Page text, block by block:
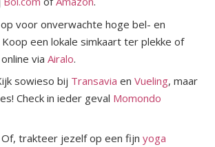
voor onverwachte hoge bel- en
een lokale simkaart ter plekke of
via Airalo.
sowieso bij Transavia en Vueling, maar
Check in ieder geval Momondo
Of, trakteer jezelf op een fijn yoga